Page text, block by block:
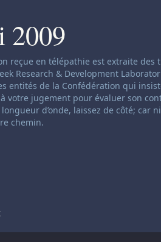
2009
concernant le
reçue en télépathie est extraite
Research & Development
entités de la Confédération qui
votre jugement pour évaluer son
d’onde, laissez de côté;
chemin.